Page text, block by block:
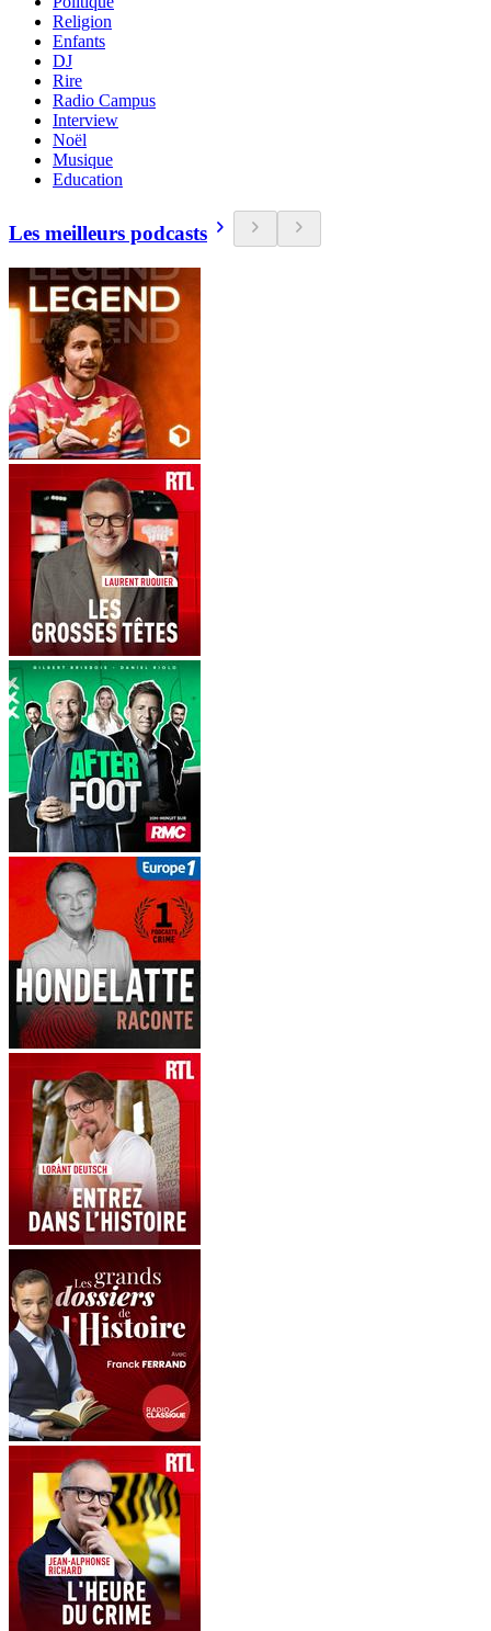
Religion
Enfants
DJ
Rire
Radio Campus
Interview
Noël
Musique
Education
Les meilleurs podcasts